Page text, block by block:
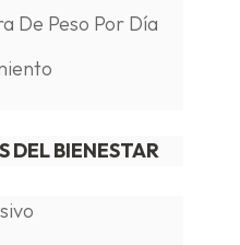
De Peso Por Día
DEL BIENESTAR